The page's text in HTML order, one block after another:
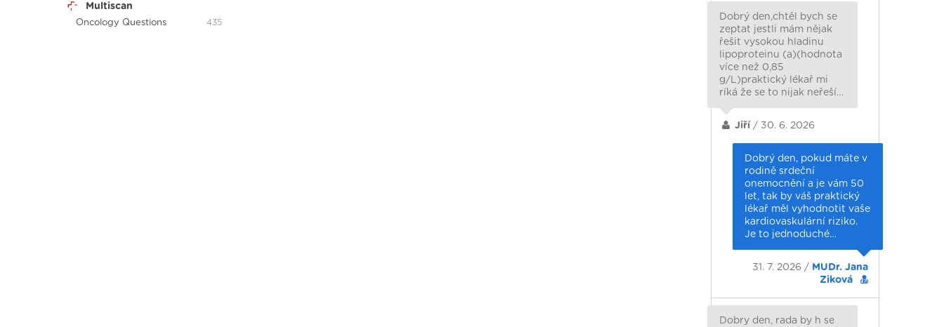
Multiscan
Oncology Questions 435
Dobrý den,chtěl bych se
zeptat jestli mám nějak
řešit vysokou hladinu
lipoproteinu (a)(hodnota
více než 0,85
g/L)praktický lékař mi
ríká že se to nijak neřeší…
Jiří / 30. 6. 2026
Dobrý den, pokud máte v
rodině srdeční
onemocnění a je vám 50
let, tak by váš praktický
lékař měl vyhodnotit vaše
kardiovaskulární riziko.
Je to jednoduché…
31. 7. 2026 / MUDr. Jana
Ziková
Dobry den, rada by h se